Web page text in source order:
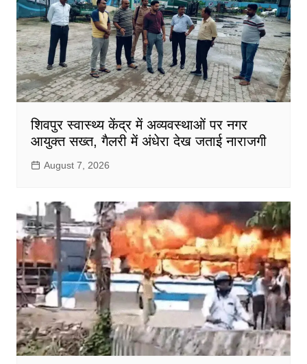
शिवपुर स्वास्थ्य केंद्र में अव्यवस्थाओं पर नगर
आयुक्त सख्त, गैलरी में अंधेरा देख जताई नाराजगी
August 7, 2026